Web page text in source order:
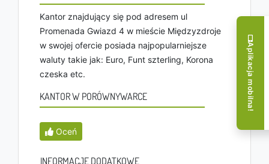
Kantor znajdujący się pod adresem ul
Promenada Gwiazd 4 w mieście Międzyzdroje
w swojej ofercie posiada najpopularniejsze
waluty takie jak: Euro, Funt szterling, Korona
czeska etc.
KANTOR W PORÓWNYWARCE
Oceń
INFORMACJE DODATKOWE
Aplikacja mobilna!